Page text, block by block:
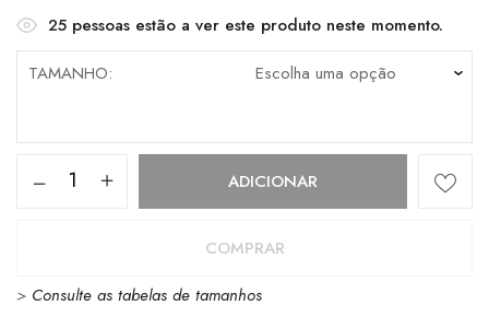
25 pessoas estão a ver este produto neste momento.
TAMANHO
Quantidade
Khaki
ADICIONAR
COMPRAR
> Consulte as tabelas de tamanhos